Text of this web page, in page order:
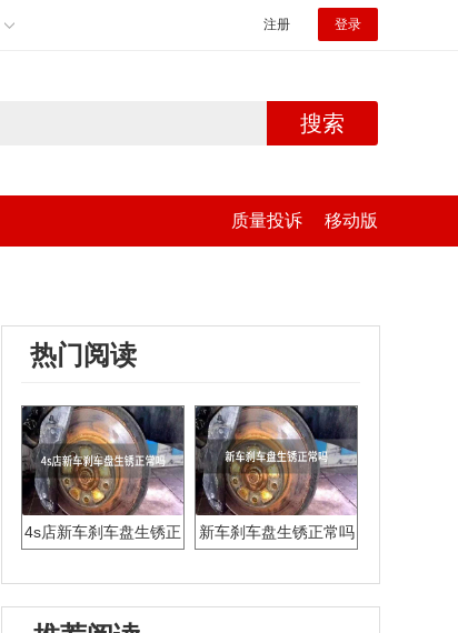
注册 登录
搜索
质量投诉 移动版
热门阅读
4s店新车刹车盘生锈正
新车刹车盘生锈正常吗